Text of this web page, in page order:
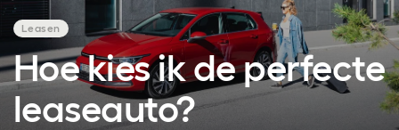
Hoe kies ik de perfecte
leaseauto?
Leasen